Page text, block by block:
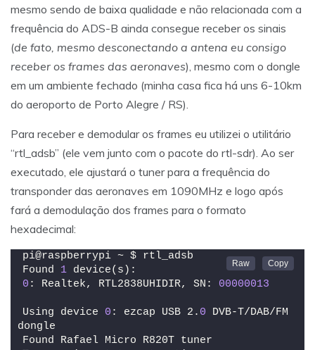
mesmo sendo de baixa qualidade e não relacionada com a
frequência do ADS-B ainda consegue receber os sinais
(de fato, mesmo desconectando a antena eu consigo
receber os frames das aeronaves), mesmo com o dongle
em um ambiente fechado (minha casa fica há uns 6-10km
do aeroporto de Porto Alegre / RS).
Para receber e demodular os frames eu utilizei o utilitário
“rtl_adsb” (ele vem junto com o pacote do rtl-sdr). Ao ser
executado, ele ajustará o tuner para a frequência do
transponder das aeronaves em 1090MHz e logo após
fará a demodulação dos frames para o formato
hexadecimal:
pi@raspberrypi ~ $ rtl_adsb
Found 1 device(s):
0 : Realtek, RTL2838UHIDIR, SN: 00000013
Using device 0 : ezcap USB 2. 0 DVB-T/DAB/FM
dongle
Found Rafael Micro R820T tuner